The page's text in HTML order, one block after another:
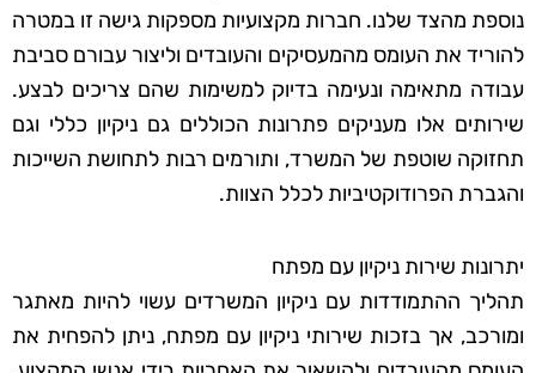
נוספת מהצד שלנו. חברות מקצועיות מספקות גישה זו במטרה
להוריד את העומס מהמעסיקים והעובדים וליצור עבורם סביבת
עבודה מתאימה ונעימה בדיוק למשימות שהם צריכים לבצע.
שירותים אלו מעניקים פתרונות הכוללים גם ניקיון כללי וגם
תחזוקה שוטפת של המשרד, ותורמים רבות לתחושת השייכות
והגברת הפרודוקטיביות לכלל הצוות.
יתרונות שירות ניקיון עם מפתח
תהליך ההתמודדות עם ניקיון המשרדים עשוי להיות מאתגר
ומורכב, אך בזכות שירותי ניקיון עם מפתח, ניתן להפחית את